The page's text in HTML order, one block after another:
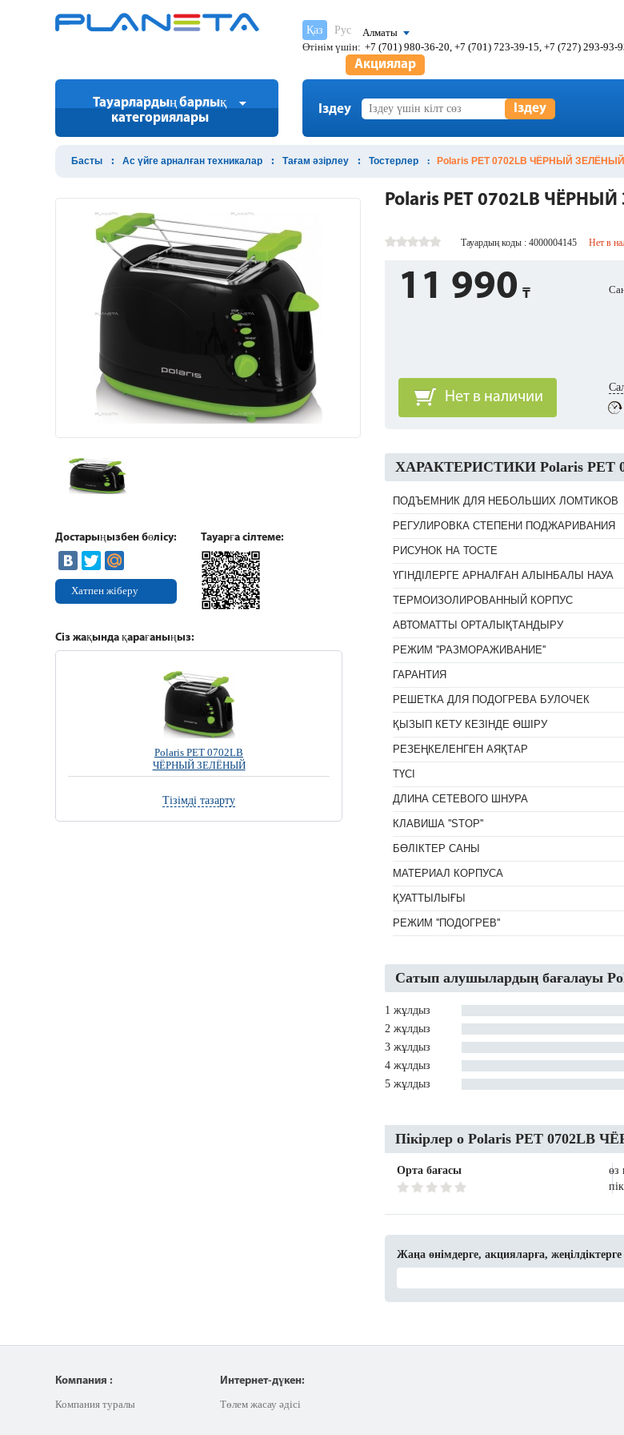
Қаз Рус
Алматы
Өтінім үшін: +7 (701) 980-36-20, +7 (701) 723-39-15, +7 (727) 293-
Акциялар
Тауарлардың барлық
категориялары
Іздеу Іздеу
Басты Ас үйге арналған техникалар Тағам әзірлеу Тостерлер Polaris PET 0702LB ЧЁРНЫЙ ЗЕЛЁНЫЙ
Достарыңызбен бөлісу:
Хатпен жіберу
Тауарға сілтеме:
Сіз жақында қарағаныңыз:
Polaris PET 0702LB
ЧЁРНЫЙ ЗЕЛЁНЫЙ
Тізімді тазарту
Polaris PET 0702LB
Тауардың коды : 4000004145 Нет в
11 990
Нет в наличии
ХАРАКТЕРИСТИКИ Polaris
ПОДЪЕМНИК ДЛЯ НЕБОЛЬШИХ ЛОМТИКОВ
РЕГУЛИРОВКА СТЕПЕНИ ПОДЖАРИВАНИЯ
РИСУНОК НА ТОСТЕ
ҮГІНДІЛЕРГЕ АРНАЛҒАН АЛЫНБАЛЫ НАУА
ТЕРМОИЗОЛИРОВАННЫЙ КОРПУС
АВТОМАТТЫ ОРТАЛЫҚТАНДЫРУ
РЕЖИМ ''РАЗМОРАЖИВАНИЕ''
ГАРАНТИЯ
РЕШЕТКА ДЛЯ ПОДОГРЕВА БУЛОЧЕК
ҚЫЗЫП КЕТУ КЕЗІНДЕ ӨШІРУ
РЕЗЕҢКЕЛЕНГЕН АЯҚТАР
ТҮСІ
ДЛИНА СЕТЕВОГО ШНУРА
КЛАВИША ''STOP''
БӨЛІКТЕР САНЫ
МАТЕРИАЛ КОРПУСА
ҚУАТТЫЛЫҒЫ
РЕЖИМ ''ПОДОГРЕВ''
Сатып алушылардың бағалауы
1 жұлдыз
2 жұлдыз
3 жұлдыз
4 жұлдыз
5 жұлдыз
Пікірлер о Polaris PET
Орта бағасы
өз
Жаңа өнімдерге, акцияларға,
Компания :
Компания туралы
Интернет-дүкен:
Төлем жасау әдісі